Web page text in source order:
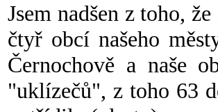
Jsem nadšen z toho,
čtyř obcí našeho
Černochově a naše
"uklízečů", z toho 63